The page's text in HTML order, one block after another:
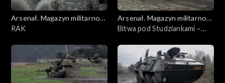
Arsenał. Magazyn militarno-
historyczny
RAK
Arsenał. Magazyn militarno-
historyczny
Bitwa pod Studziankami –